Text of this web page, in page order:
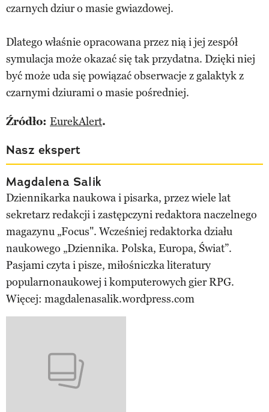
czarnych dziur o masie gwiazdowej.
Dlatego właśnie opracowana przez nią i jej zespół
symulacja może okazać się tak przydatna. Dzięki niej
być może uda się powiązać obserwacje z galaktyk z
czarnymi dziurami o masie pośredniej.
Źródło: EurekAlert.
Nasz ekspert
Magdalena Salik
Dziennikarka naukowa i pisarka, przez wiele lat
sekretarz redakcji i zastępczyni redaktora naczelnego
magazynu „Focus". Wcześniej redaktorka działu
naukowego „Dziennika. Polska, Europa, Świat”.
Pasjami czyta i pisze, miłośniczka literatury
popularnonaukowej i komputerowych gier RPG.
Więcej: magdalenasalik.wordpress.com